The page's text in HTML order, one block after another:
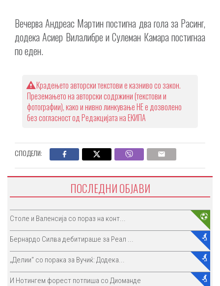
Вечерва Андреас Мартин постигна два гола за Расинг,
додека Асиер Вилалибре и Сулеман Камара постигнаа
по еден.
Крадењето авторски текстови е казниво со закон.
Преземањето на авторски содржини (текстови и
фотографии), како и нивно линкување НЕ е дозволено
без согласност од Редакцијата на ЕКИПА
СПОДЕЛИ:
ПОСЛЕДНИ ОБЈАВИ
Столе и Валенсија со пораз на конт...
Бернардо Силва дебитираше за Реал ...
„Делии“ со порака за Вучиќ: Додека...
И Нотингем форест потпиша со Диоманде